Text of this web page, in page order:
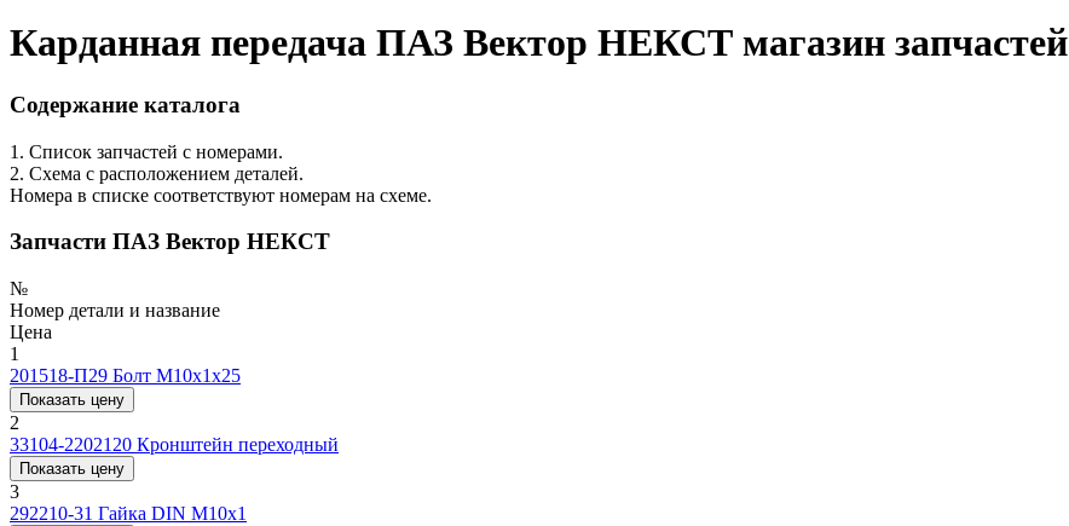
Карданная передача ПАЗ Вектор НЕКСТ магазин запчастей
Содержание каталога
1. Список запчастей с номерами.
2. Схема с расположением деталей.
Номера в списке соответствуют номерам на схеме.
Запчасти ПАЗ Вектор НЕКСТ
№
Номер детали и название
Цена
1
201518-П29 Болт М10x1x25
Показать цену
2
33104-2202120 Кронштейн переходный
Показать цену
3
292210-31 Гайка DIN М10х1